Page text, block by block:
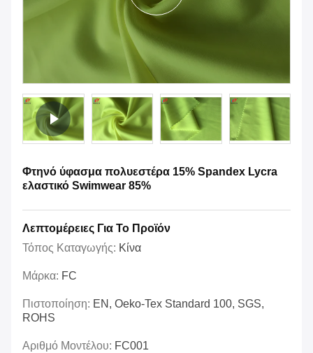
Φτηνό ύφασμα πολυεστέρα 15% Spandex Lycra
ελαστικό Swimwear 85%
Λεπτομέρειες Για Το Προϊόν
Τόπος Καταγωγής: Κίνα
Μάρκα: FC
Πιστοποίηση: EN, Oeko-Tex Standard 100, SGS,
ROHS
Αριθμό Μοντέλου: FC001